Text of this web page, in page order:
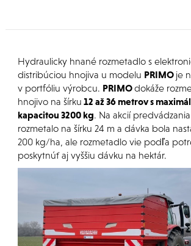
Hydraulicky hnané rozmetadlo s
distribúciou hnojiva u modelu PRIMO je
v portfóliu výrobcu. PRIMOdokáže
hnojivo na šírku 12 až 36 metrov s
kapacitou 3200 kg. Na akcií predvádzania
rozmetalo na šírku 24 m a dávka bola
200 kg/ha, ale rozmetadlo vie podľa
poskytnúť aj vyššiu dávku na hektár.